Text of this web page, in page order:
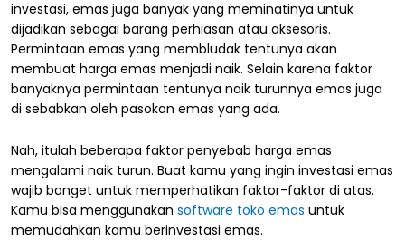
investasi, emas juga banyak yang meminatinya untuk
dijadikan sebagai barang perhiasan atau aksesoris.
Permintaan emas yang membludak tentunya akan
membuat harga emas menjadi naik. Selain karena faktor
banyaknya permintaan tentunya naik turunnya emas juga
di sebabkan oleh pasokan emas yang ada.
Nah, itulah beberapa faktor penyebab harga emas
mengalami naik turun. Buat kamu yang ingin investasi emas
wajib banget untuk memperhatikan faktor-faktor di atas.
Kamu bisa menggunakan software toko emas untuk
memudahkan kamu berinvestasi emas.